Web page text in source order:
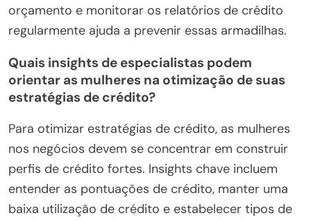
orçamento e monitorar os relatórios de crédito
regularmente ajuda a prevenir essas armadilhas.
Quais insights de especialistas podem
orientar as mulheres na otimização de suas
estratégias de crédito?
Para otimizar estratégias de crédito, as mulheres
nos negócios devem se concentrar em construir
perfis de crédito fortes. Insights chave incluem
entender as pontuações de crédito, manter uma
baixa utilização de crédito e estabelecer tipos de